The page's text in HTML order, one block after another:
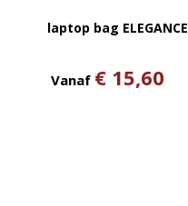
laptop bag ELEGANCE
Vanaf € 15,60